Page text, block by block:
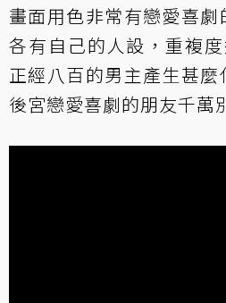
畫面用色非常有戀愛喜
各有自己的人設，重複
正經八百的男主產生甚
後宮戀愛喜劇的朋友千萬